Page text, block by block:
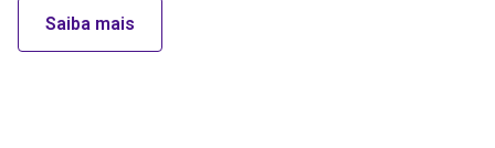
Saiba mais